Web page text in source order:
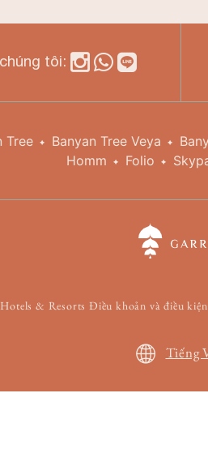
tôi:
Tree Banyan Tree Veya
Homm
Folio
& Resorts Điều khoản và điều kiện
Tiếng